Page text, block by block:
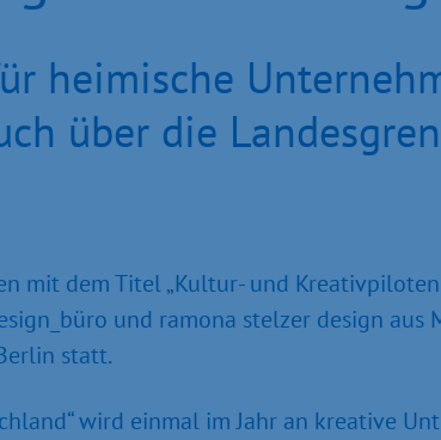
heimische
über die
mit dem Titel „Kultur- und
und ramona stelzer design
statt.
wird einmal im Jahr an kreative